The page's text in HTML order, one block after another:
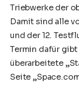
Triebwerke der
Damit sind alle
und der 12.
Termin dafür gibt
überarbeitete
Seite